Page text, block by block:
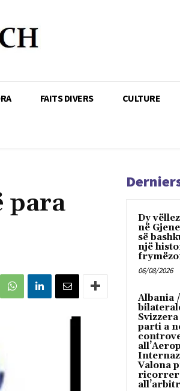
FAITS DIVERS CULTURE
para
Dy
në
së
një
06/08/2026
Albania
parti a
Valona